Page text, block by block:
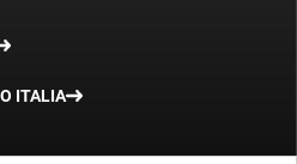
ITALIA